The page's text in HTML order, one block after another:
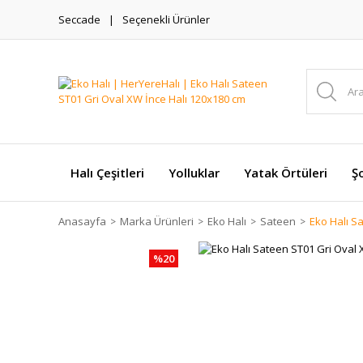
Seccade Seçenekli Ürünler
Halı Çeşitleri Yolluklar Yatak Örtüleri
Anasayfa Marka Ürünleri Eko Halı Sateen Eko Halı
%20